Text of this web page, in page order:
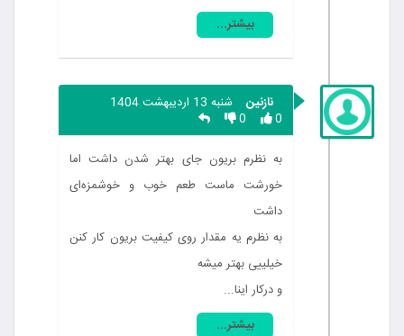
بیشتر...
نازنین
شنبه 13 اردیبهشت 1404
0
0
به نظرم بریون جای بهتر شدن داشت اما
خورشت ماست طعم خوب و خوشمزه‌ای
داشت
به نظرم یه مقدار روی کیفیت بریون کار کنن
خیلییی بهتر میشه
و درکار اینا...
بیشتر...